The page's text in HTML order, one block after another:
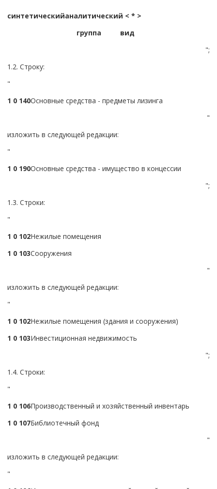
синтетическийаналитический < * >
группа
вид
";
1.2. Строку:
"
1 0 140Основные средства - предметы лизинга
"
изложить в следующей редакции:
"
1 0 190Основные средства - имущество в концессии
";
1.3. Строки:
"
1 0 102Нежилые помещения
1 0 103Сооружения
"
изложить в следующей редакции:
"
1 0 102Нежилые помещения (здания и сооружения)
1 0 103Инвестиционная недвижимость
";
1.4. Строки:
"
1 0 106Производственный и хозяйственный инвентарь
1 0 107Библиотечный фонд
"
изложить в следующей редакции:
"